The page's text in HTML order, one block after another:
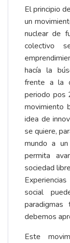
El principio
un
nuclear de
colectivo
hacía la
frente a la
periodo pos
movimiento
idea de
se quiere,
mundo a
permita
sociedad
social
debemos
Este